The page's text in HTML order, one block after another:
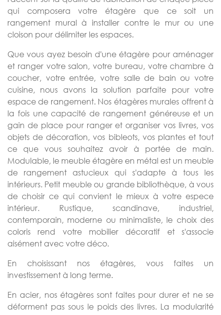
qui composera votre étagère que ce soit un
rangement mural à installer contre le mur ou une
cloison pour délimiter les espaces.
Que vous ayez besoin d'une étagère pour aménager
et ranger votre salon, votre bureau, votre chambre à
coucher, votre entrée, votre salle de bain ou votre
cuisine, nous avons la solution parfaite pour votre
espace de rangement. Nos étagères murales offrent à
la fois une capacité de rangement généreuse et un
gain de place pour ranger et organiser vos livres, vos
objets de décoration, vos bibleots, vos plantes et tout
ce que vous souhaitez avoir à portée de main.
Modulable, le meuble étagère en métal est un meuble
de rangement astucieux qui s'adapte à tous les
intérieurs. Petit meuble ou grande bibliothèque, à vous
de choisir ce qui convient le mieux à votre espece
intérieur. Rustique, scandinave, industriel,
contemporain, moderne ou minimaliste, le choix des
coloris rend votre mobilier décoratif et s'associe
aisément avec votre déco.
En choisissant nos étagères, vous faites un
investissement à long terme.
En acier, nos étagères sont faites pour durer et ne se
déforment pas sous le poids des livres. La modularité